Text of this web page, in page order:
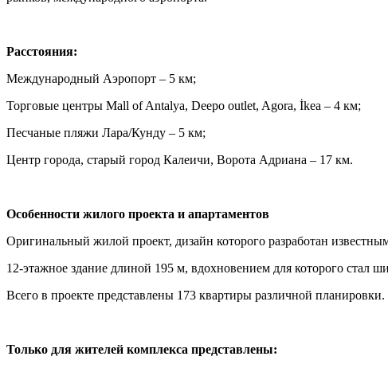
Расстояния:
Международный Аэропорт – 5 км;
Торговые центры Mall of Antalya, Deepo outlet, Agora, İkea – 4 км;
Песчаные пляжи Лара/Кунду – 5 км;
Центр города, старый город Калеичи, Ворота Адриана – 17 км.
Особенности жилого проекта и апартаментов
Оригинальный жилой проект, дизайн которого разработан
12-этажное здание длиной 195 м, вдохновением для которого стал
Всего в проекте представлены 173 квартиры различной
Только для жителей комплекса представлены: